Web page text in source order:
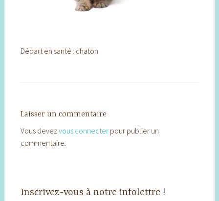
Départ en santé : chaton
Laisser un commentaire
Vous devezvous connecterpour publier un
commentaire.
Inscrivez-vous à notre infolettre !